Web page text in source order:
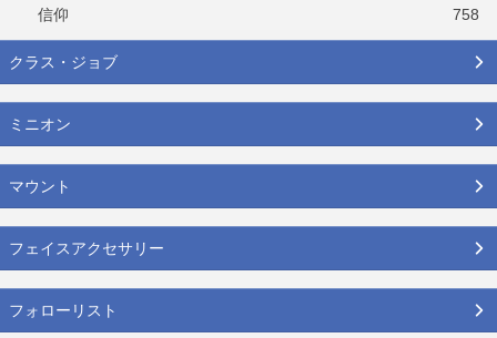
信仰
758
クラス・ジョブ
ミニオン
マウント
フェイスアクセサリー
フォローリスト